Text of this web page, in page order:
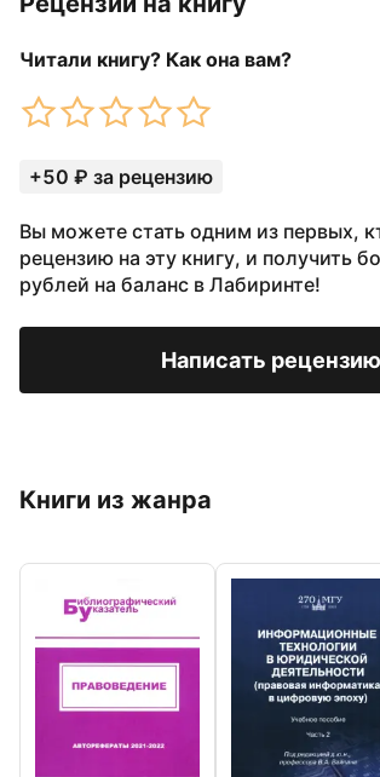
Читали книгу? Как она вам?
+50 ₽ за рецензию
Вы можете стать одним из первых,
рецензию на эту книгу, и получить
рублей на баланс в Лабиринте!
Написать рецензию
Книги из жанра